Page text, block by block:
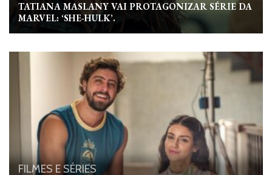
TATIANA MASLANY VAI PROTAGONIZAR SÉRIE DA
MARVEL: ‘SHE-HULK’.
FILMES E SÉRIES